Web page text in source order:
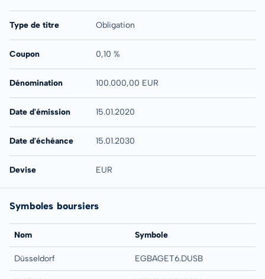
Type de titre Obligation
Coupon 0,10 %
Dénomination 100.000,00 EUR
Date d'émission 15.01.2020
Date d'échéance 15.01.2030
Devise EUR
Symboles boursiers
Nom Symbole
Düsseldorf EGBAGET6.DUSB